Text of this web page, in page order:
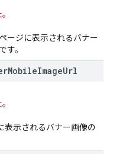
ージに表示されるバナー
す。
MobileImageUrl
表示されるバナー画像の